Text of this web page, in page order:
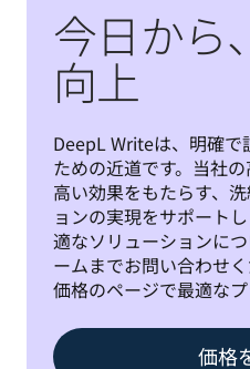
今日から
向上
DeepL Writeは、明確で
ための近道です。当社
高い効果をもたらす、
ョンの実現をサポート
適なソリューションに
ームまでお問い合わせ
価格のページで最適な
価格